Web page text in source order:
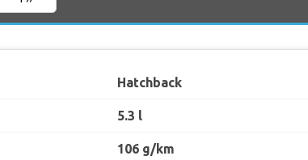
Hatchback
5.3 l
106 g/km